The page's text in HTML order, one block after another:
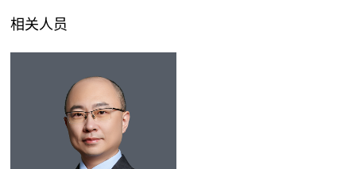
相关人员